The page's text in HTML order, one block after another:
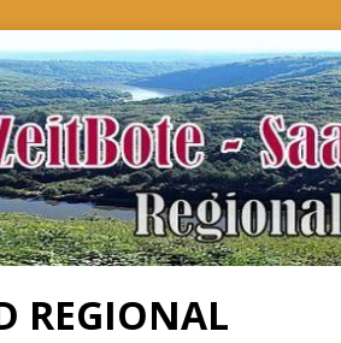
REGIONAL